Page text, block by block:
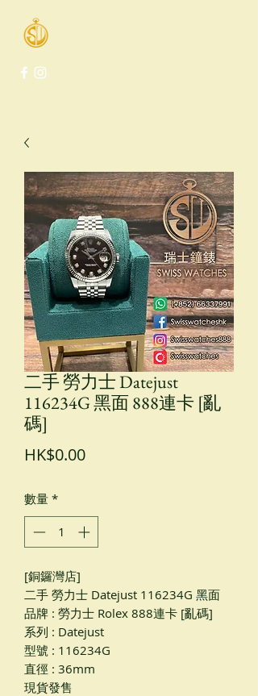
二手 勞力士 Datejust
116234G 黑面 888連卡 [亂
碼]
HK$0.00價
數量 *
[銅鑼灣店]
二手 勞力士 Datejust 116234G 黑面
品牌 : 勞力士 Rolex 888連卡 [亂碼]
系列 : Datejust
型號 : 116234G
直徑 : 36mm
現貨發售